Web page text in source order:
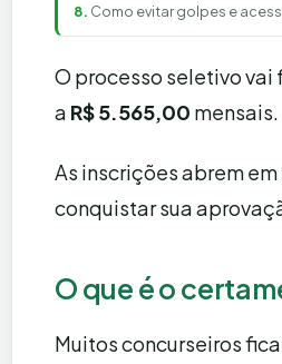
Como evitar golpes e
O processo seletivo
a R$ 5.565,00 mensais.
As inscrições abrem
conquistar sua
O que é o
Muitos concurseiros